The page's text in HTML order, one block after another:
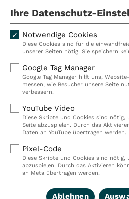
Kliniken
Reha
Prävention
VITREA Deutschland
IMPRESSUM
Ihre Datenschutz-
Notwendige Cookies
Diese Cookies sind für die
unserer Seiten nötig. Sie speichern
Google Tag Manager
Google Tag Manager hilft uns,
messen, wie Besucher unsere Seite
verbessern.
YouTube Video
Diese Skripte und Cookies sind nötig,
Seite abzuspielen. Durch das
Daten an YouTube übertragen werden.
Pixel-Code
Diese Skripte und Cookies sind nötig,
abzuspielen. Durch das Aktivieren
an Meta übertragen werden.
Ablehnen